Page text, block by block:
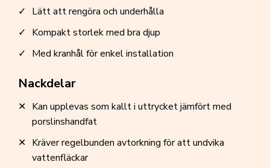
Lätt att rengöra och underhålla
Kompakt storlek med bra djup
Med kranhål för enkel installation
Nackdelar
Kan upplevas som kallt i uttrycket jämfört med
porslinshandfat
Kräver regelbunden avtorkning för att undvika
vattenfläckar